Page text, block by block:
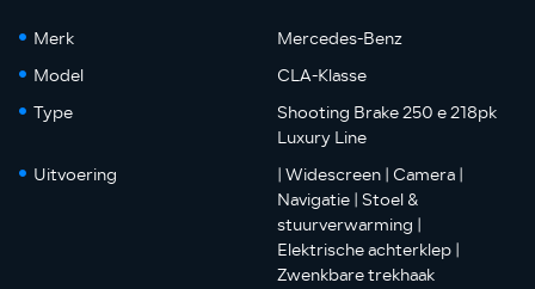
Merk
Mercedes-Benz
Model
CLA-Klasse
Type
Shooting Brake 250 e 218pk
Luxury Line
Uitvoering
| Widescreen | Camera |
Navigatie | Stoel &
stuurverwarming |
Elektrische achterklep |
Zwenkbare trekhaak